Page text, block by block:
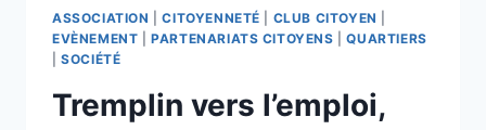
ASSOCIATION |CITOYENNETÉ CLUB CITOYEN
EVÈNEMENT |PARTENARIATS CITOYENS |QUARTIERS
|SOCIÉTÉ
Tremplin vers l’emploi,